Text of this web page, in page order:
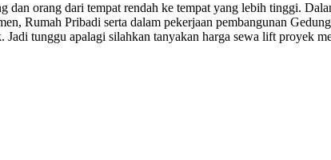
dan orang dari tempat rendah ke tempat yang lebih tinggi.
Rumah Pribadi serta dalam pekerjaan pembangunan
tunggu apalagi silahkan tanyakan harga sewa lift proyek